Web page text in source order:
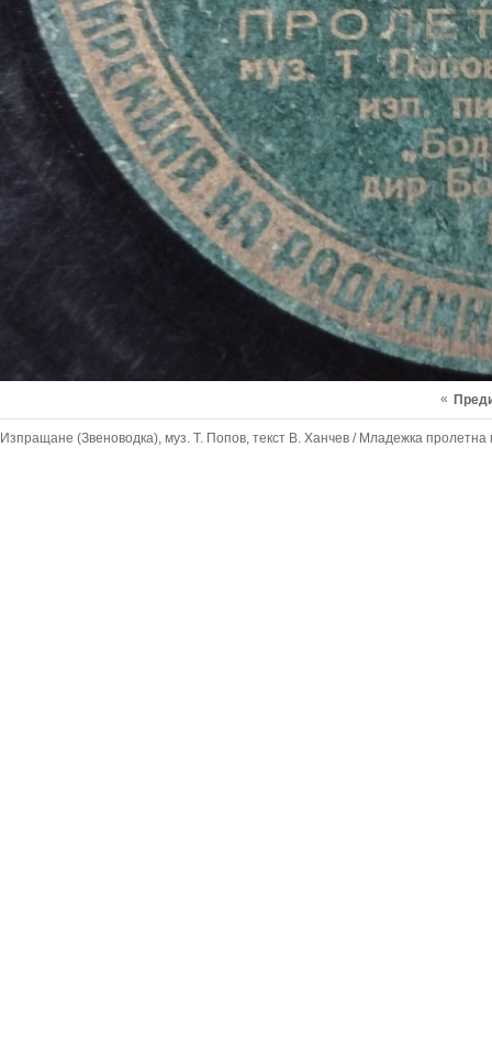
«
Изпращане (Звеноводка), муз. Т. Попов, текст В. Ханчев / Младежка